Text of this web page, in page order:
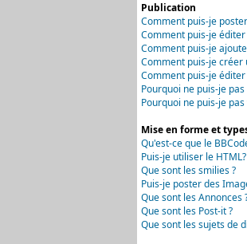
Publication
Comment puis-je
Comment puis-je
Comment puis-je
Comment puis-je créer
Comment puis-je
Pourquoi ne puis-je
Pourquoi ne puis-je
Mise en forme et
Qu'est-ce que le
Puis-je utiliser le HTML?
Que sont les smilies ?
Puis-je poster des
Que sont les Annonces
Que sont les Post-it ?
Que sont les sujets de